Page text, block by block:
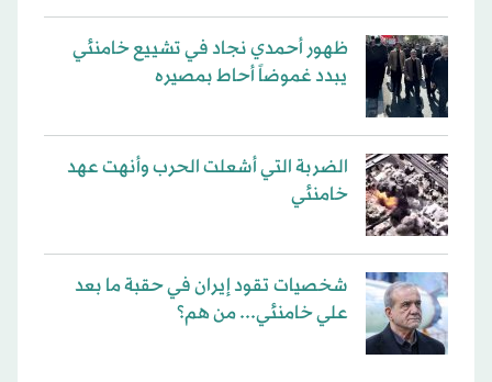
ظهور أحمدي نجاد في تشييع خامنئي
يبدد غموضاً أحاط بمصيره
الضربة التي أشعلت الحرب وأنهت عهد
خامنئي
شخصيات تقود إيران في حقبة ما بعد
علي خامنئي... من هم؟